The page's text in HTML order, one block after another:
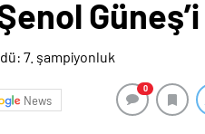
News
0